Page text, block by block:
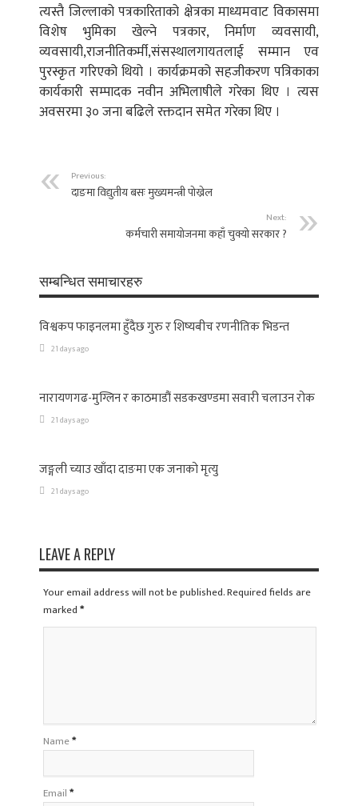
त्यस्तै जिल्लाको पत्रकारिताको क्षेत्रका माध्यमवाट विकासमा
विशेष भुमिका खेल्ने पत्रकार, निर्माण व्यवसायी,
व्यवसायी,राजनीतिकर्मी,संसस्थालगायतलाई सम्मान एव
पुरस्कृत गरिएको थियो । कार्यक्रमको सहजीकरण पत्रिकाका
कार्यकारी सम्पादक नवीन अभिलाषीले गरेका थिए । त्यस
अवसरमा ३० जना बढिले रक्तदान समेत गरेका थिए ।
Previous:
दाङमा विद्युतीय बसः मुख्यमन्त्री पोख्रेल
Next:
कर्मचारी समायोजनमा कहाँ चुक्यो सरकार ?
सम्बन्धित समाचारहरु
विश्वकप फाइनलमा हुँदैछ गुरु र शिष्यबीच रणनीतिक भिडन्त
21 days ago
नारायणगढ-मुग्लिन र काठमाडौं सडकखण्डमा सवारी चलाउन रोक
21 days ago
जङ्गली च्याउ खाँदा दाङमा एक जनाको मृत्यु
21 days ago
LEAVE A REPLY
Your email address will not be published. Required fields are
marked*
Name*
Email*